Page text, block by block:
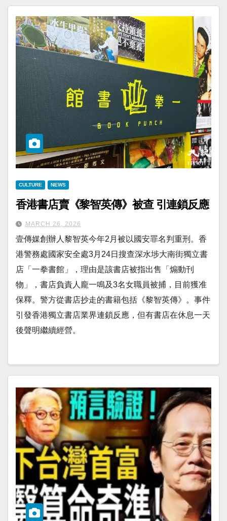
CULTURE NEWS
香港書店賣《黎智英傳》被查 引連鎖反應
MARCH 26, 2026
壹傳媒創辦人黎智英今年2月被以國安罪名判重刑。香
港警務處國家安全處3月24日搜查深水埗大南街獨立書
店「一拳書館」，理由是該書店被指出售「煽動刊
物」，書店負責人龐一鳴及3名女職員被捕，目前獲准
保釋。警方從書店抄走的書籍包括《黎智英傳》。事件
引發香港獨立書店業界連鎖反應，但有書店在休息一天
後聲明繼續經營。